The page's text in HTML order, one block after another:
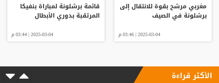
مغربي مرشح بقوة للانتقال إلى
برشلونة في الصيف
2025-03-04 | 03:46 م
قائمة برشلونة لمباراة بنفيكا
المرتقبة بدوري الأبطال
2025-03-04 | 03:44 م
الأكثر قراءة